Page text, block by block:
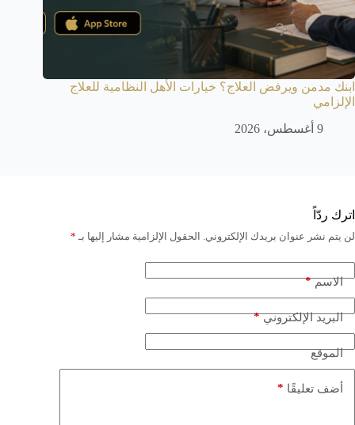
ابنك مدمن ويرفض العلاج؟ خيارات الأهل النظامية للعلاج
الإلزامي
9 أغسطس، 2026
اترك ردّاً
لن يتم نشر عنوان بريدك الإلكتروني. الحقول الإلزامية مشار إليها بـ *
الاسم*
البريد الإلكتروني*
الموقع
أضف تعليقًا *